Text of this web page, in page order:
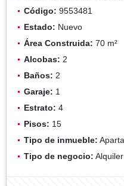
Código: 9553481
Estado: Nuevo
Área Construida: 70 m²
Alcobas: 2
Baños: 2
Garaje: 1
Estrato: 4
Pisos: 15
Tipo de inmueble:
Tipo de negocio: Alquiler